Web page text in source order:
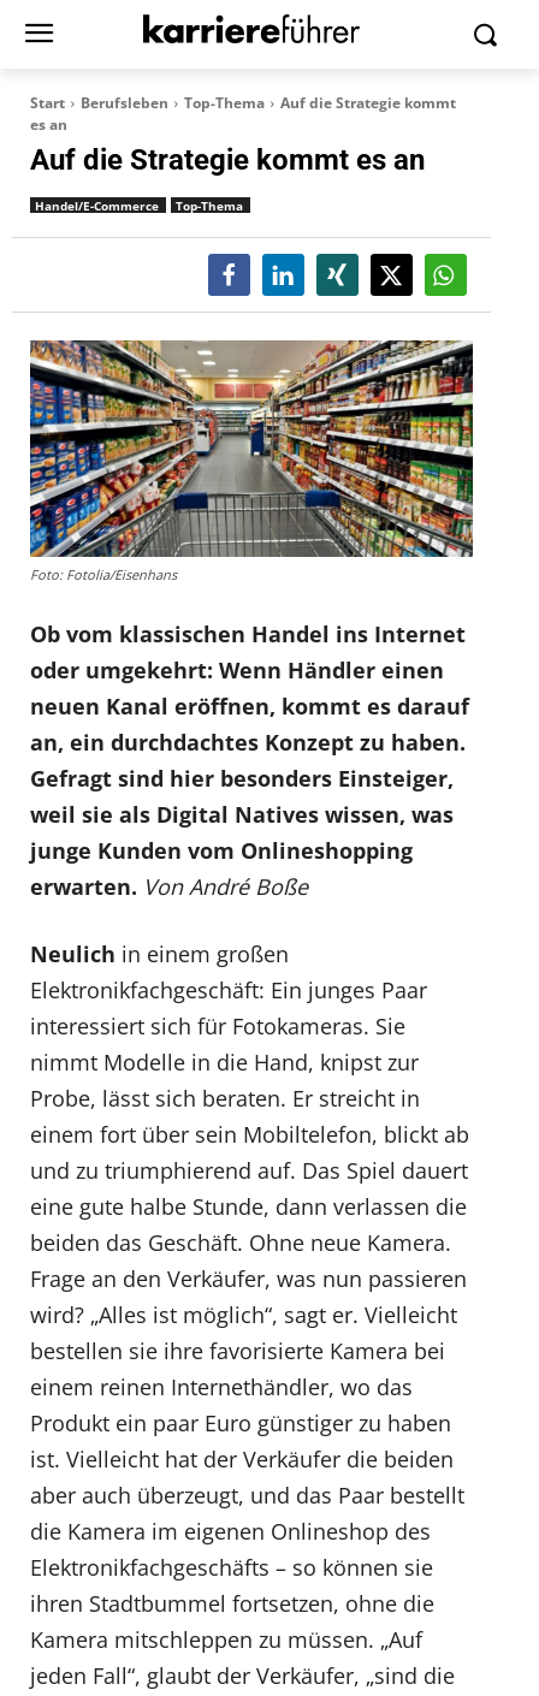
Start Berufsleben Top-Thema
Auf die Strategie kommt
es an
Auf die Strategie kommt es an
Handel/E-Commerce Top-Thema
Foto: Fotolia/Eisenhans
Ob vom klassischen Handel ins Internet
oder umgekehrt: Wenn Händler einen
neuen Kanal eröffnen, kommt es darauf
an, ein durchdachtes Konzept zu haben.
Gefragt sind hier besonders Einsteiger,
weil sie als Digital Natives wissen, was
junge Kunden vom Onlineshopping
erwarten. Von André Boße
Neulich in einem großen
Elektronikfachgeschäft: Ein junges Paar
interessiert sich für Fotokameras. Sie
nimmt Modelle in die Hand, knipst zur
Probe, lässt sich beraten. Er streicht in
einem fort über sein Mobiltelefon, blickt ab
und zu triumphierend auf. Das Spiel dauert
eine gute halbe Stunde, dann verlassen die
beiden das Geschäft. Ohne neue Kamera.
Frage an den Verkäufer, was nun passieren
wird? „Alles ist möglich“, sagt er. Vielleicht
bestellen sie ihre favorisierte Kamera bei
einem reinen Internethändler, wo das
Produkt ein paar Euro günstiger zu haben
ist. Vielleicht hat der Verkäufer die beiden
aber auch überzeugt, und das Paar bestellt
die Kamera im eigenen Onlineshop des
Elektronikfachgeschäfts – so können sie
ihren Stadtbummel fortsetzen, ohne die
Kamera mitschleppen zu müssen. „Auf
jeden Fall“, glaubt der Verkäufer, „sind die